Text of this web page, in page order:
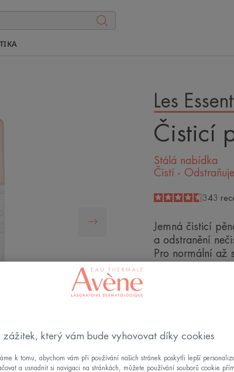
Les
Čisticí
Stálá nabídka
Čistí -
4.6
/
5
343
Jemná čisticí
a odstranění
Pro normální až
Složení s 98 %
živočišného
nečistoty a
který vám bude vyhovovat díky cookies
k tomu, abychom vám při používání našich stránek poskytli lepší
a usnadnit si navigaci na stránkách, můžete používání souborů cookie